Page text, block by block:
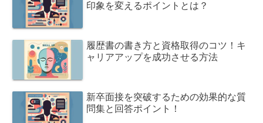
印象を変えるポイントとは？
履歴書の書き方と資格取得のコツ！キ
ャリアアップを成功させる方法
新卒面接を突破するための効果的な質
問集と回答ポイント！